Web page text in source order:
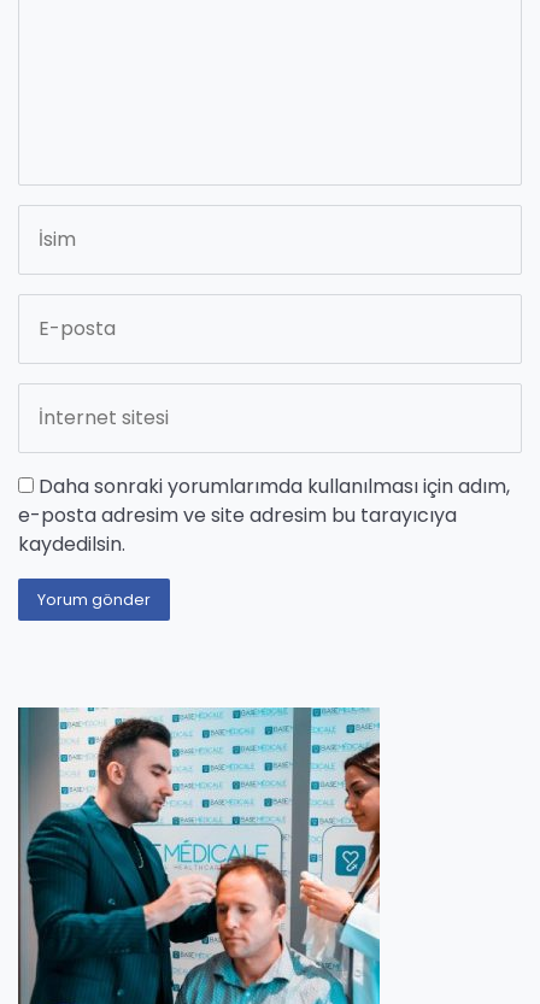
Daha sonraki yorumlarımda kullanılması için adım,
e-posta adresim ve site adresim bu tarayıcıya
kaydedilsin.